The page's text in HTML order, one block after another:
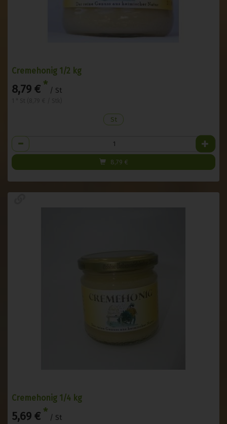
Cremehonig 1/2 kg
8,79 € * / St
St
Anzahl
8,79 €
Cremehonig 1/4 kg
5,69 € * / St